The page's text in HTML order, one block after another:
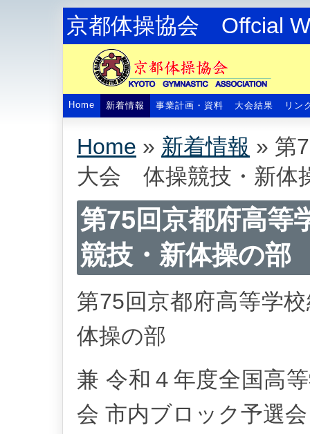
京都体操協会 Offcial
Home 新着情報 事業計画・資料 大会結果 リン
Home » 新着情報 » 第
大会 体操競技・新体
第75回京都府高
競技・新体操の部
第75回京都府高等学
体操の部
兼 令和４年度全国高
会 市内ブロック予選会